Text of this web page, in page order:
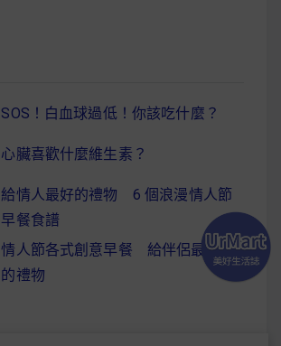
SOS！白血球過低！你該吃什麼？
心臟喜歡什麼維生素？
給情人最好的禮物 6 個浪漫情人節
早餐食譜
情人節各式創意早餐 給伴侶最驚喜
的禮物